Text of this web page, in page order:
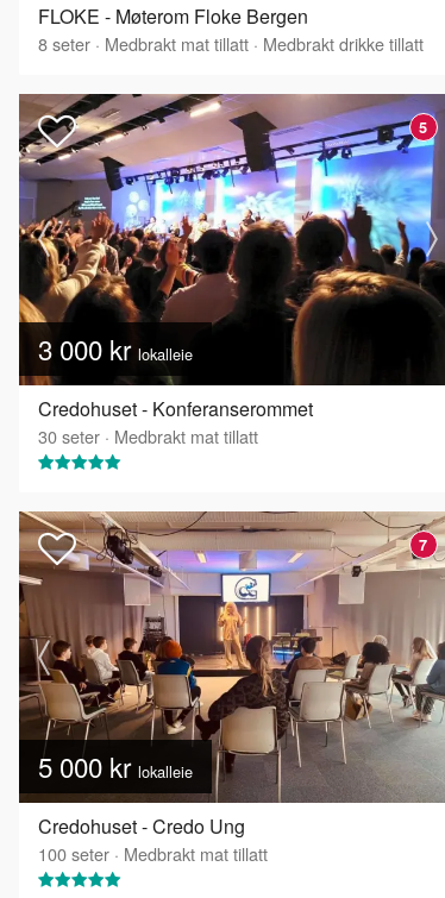
FLOKE - Møterom Floke Bergen
8seter · Medbrakt mat tillatt · Medbrakt drikke tillatt
5
3 000 kr lokalleie
Credohuset - Konferanserommet
30seter · Medbrakt mat tillatt
7
5 000 kr lokalleie
Credohuset - Credo Ung
100seter · Medbrakt mat tillatt